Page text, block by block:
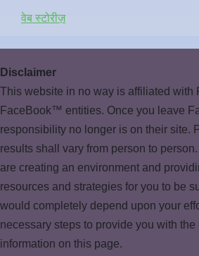
वेब स्टोरीज़
Disclaimer
This website in no way is affiliated
FaceBook™ entities. Once you leave
responsibility no longer is on their site.
results shall vary from person to
are creating an environment and
resources and strategies for you to be
would completely depend upon your
necessary steps to provide you with the
information on this page.